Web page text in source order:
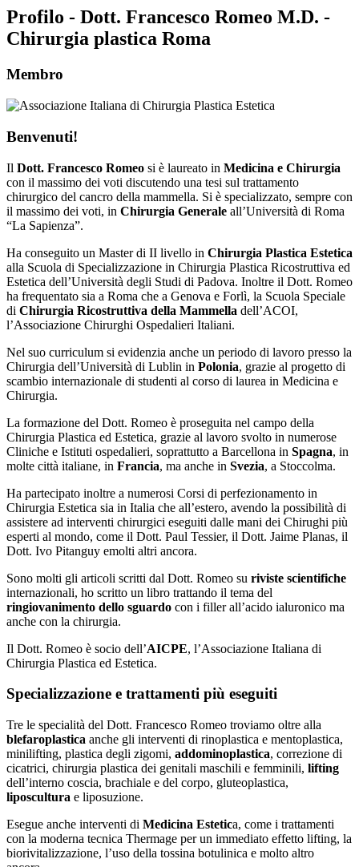
Profilo - Dott. Francesco Romeo M.D. -
Chirurgia plastica Roma
Membro
Benvenuti!
Il Dott. Francesco Romeo si è laureato in Medicina e Chirurgia
con il massimo dei voti discutendo una tesi sul trattamento
chirurgico del cancro della mammella. Si è specializzato, sempre con
il massimo dei voti, in Chirurgia Generale all’Università di Roma
“La Sapienza”.
Ha conseguito un Master di II livello in Chirurgia Plastica Estetica
alla Scuola di Specializzazione in Chirurgia Plastica Ricostruttiva ed
Estetica dell’Università degli Studi di Padova. Inoltre il Dott. Romeo
ha frequentato sia a Roma che a Genova e Forlì, la Scuola Speciale
di Chirurgia Ricostruttiva della Mammella dell’ACOI,
l’Associazione Chirurghi Ospedalieri Italiani.
Nel suo curriculum si evidenzia anche un periodo di lavoro presso la
Chirurgia dell’Università di Lublin in Polonia, grazie al progetto di
scambio internazionale di studenti al corso di laurea in Medicina e
Chirurgia.
La formazione del Dott. Romeo è proseguita nel campo della
Chirurgia Plastica ed Estetica, grazie al lavoro svolto in numerose
Cliniche e Istituti ospedalieri, soprattutto a Barcellona in Spagna, in
molte città italiane, in Francia, ma anche in Svezia, a Stoccolma.
Ha partecipato inoltre a numerosi Corsi di perfezionamento in
Chirurgia Estetica sia in Italia che all’estero, avendo la possibilità di
assistere ad interventi chirurgici eseguiti dalle mani dei Chirughi più
esperti al mondo, come il Dott. Paul Tessier, il Dott. Jaime Planas, il
Dott. Ivo Pitanguy emolti altri ancora.
Sono molti gli articoli scritti dal Dott. Romeo su riviste scientifiche
internazionali, ho scritto un libro trattando il tema del
ringiovanimento dello sguardo con i filler all’acido ialuronico ma
anche con la chirurgia.
Il Dott. Romeo è socio dell’AICPE, l’Associazione Italiana di
Chirurgia Plastica ed Estetica.
Specializzazione e trattamenti più eseguiti
Tre le specialità del Dott. Francesco Romeo troviamo oltre alla
blefaroplastica anche gli interventi di rinoplastica e mentoplastica,
minilifting, plastica degli zigomi, addominoplastica, correzione di
cicatrici, chirurgia plastica dei genitali maschili e femminili, lifting
dell’interno coscia, brachiale e del corpo, gluteoplastica,
liposcultura e liposuzione.
Esegue anche interventi di Medicina Estetica, come i trattamenti
con la moderna tecnica Thermage per un immediato effetto lifting, la
biorivitalizzazione, l’uso della tossina botulinica e molto altro